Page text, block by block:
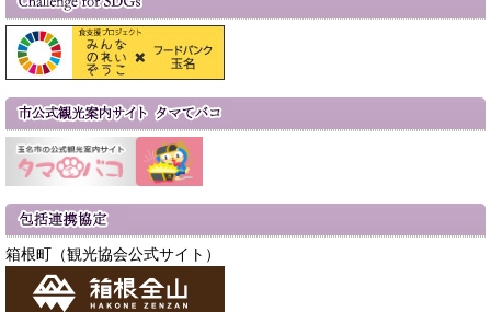
箱根町（観光協会公式サイト）